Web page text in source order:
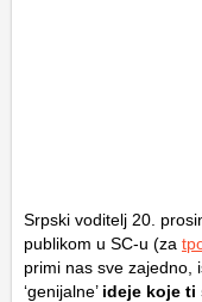
Srpski voditelj 20.
publikom u SC-u (za
primi nas sve zajedno,
‘genijalne’ ideje koje ti